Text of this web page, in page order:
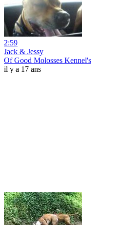
2:59
Jack & Jessy
Of Good Molosses Kennel's
il y a 17 ans